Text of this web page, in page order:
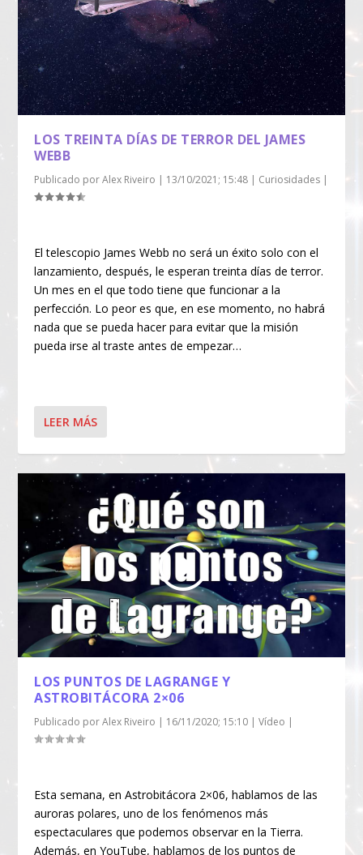
LOS TREINTA DÍAS DE TERROR DEL JAMES
WEBB
Publicado porAlex Riveiro | 13/10/2021; 15:48 | Curiosidades |
El telescopio James Webb no será un éxito solo con el
lanzamiento, después, le esperan treinta días de terror.
Un mes en el que todo tiene que funcionar a la
perfección. Lo peor es que, en ese momento, no habrá
nada que se pueda hacer para evitar que la misión
pueda irse al traste antes de empezar…
LEER MÁS
LOS PUNTOS DE LAGRANGE Y
ASTROBITÁCORA 2×06
Publicado porAlex Riveiro | 16/11/2020; 15:10 |Vídeo |
Esta semana, en Astrobitácora 2×06, hablamos de las
auroras polares, uno de los fenómenos más
espectaculares que podemos observar en la Tierra.
Además, en YouTube, hablamos de los puntos de